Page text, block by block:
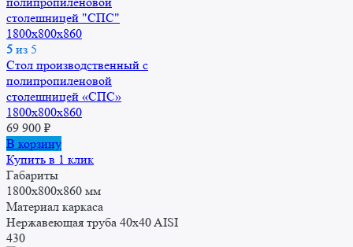
5 из 5
Стол производственный с
полипропиленовой
столешницей «СПС»
1800x800x860
69 900 ₽
В корзину
Купить в 1 клик
Габариты
1800x800x860 мм
Материал каркаса
Нержавеющая труба 40x40 AISI
430